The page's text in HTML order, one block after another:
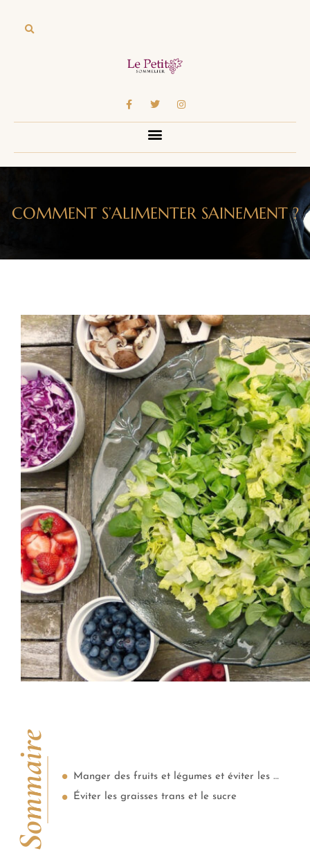
COMMENT S’ALIMENTER SAINEMENT ?
Sommaire
Manger des fruits et légumes et éviter les produits industriels
Éviter les graisses trans et le sucre